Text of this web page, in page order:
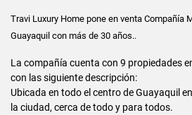
Travi Luxury Home pone en venta Compañía
Guayaquil con más de 30 años..
La compañía cuenta con 9 propiedades
con las siguiente descripción:
Ubicada en todo el centro de Guayaquil
la ciudad, cerca de todo y para todos.